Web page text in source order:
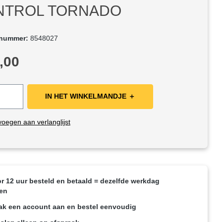
TORNADO
8548027
IN HET WINKELMANDJE ＋
aan verlanglijst
12 uur besteld en betaald = dezelfde werkdag
een account aan en bestel eenvoudig